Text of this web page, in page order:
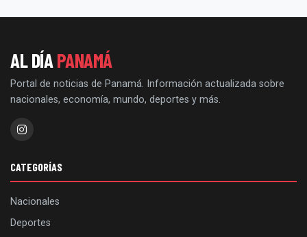
AL DÍA PANAMÁ
Portal de noticias de Panamá. Información actualizada sobre
nacionales, economía, mundo, deportes y más.
CATEGORÍAS
Nacionales
Deportes